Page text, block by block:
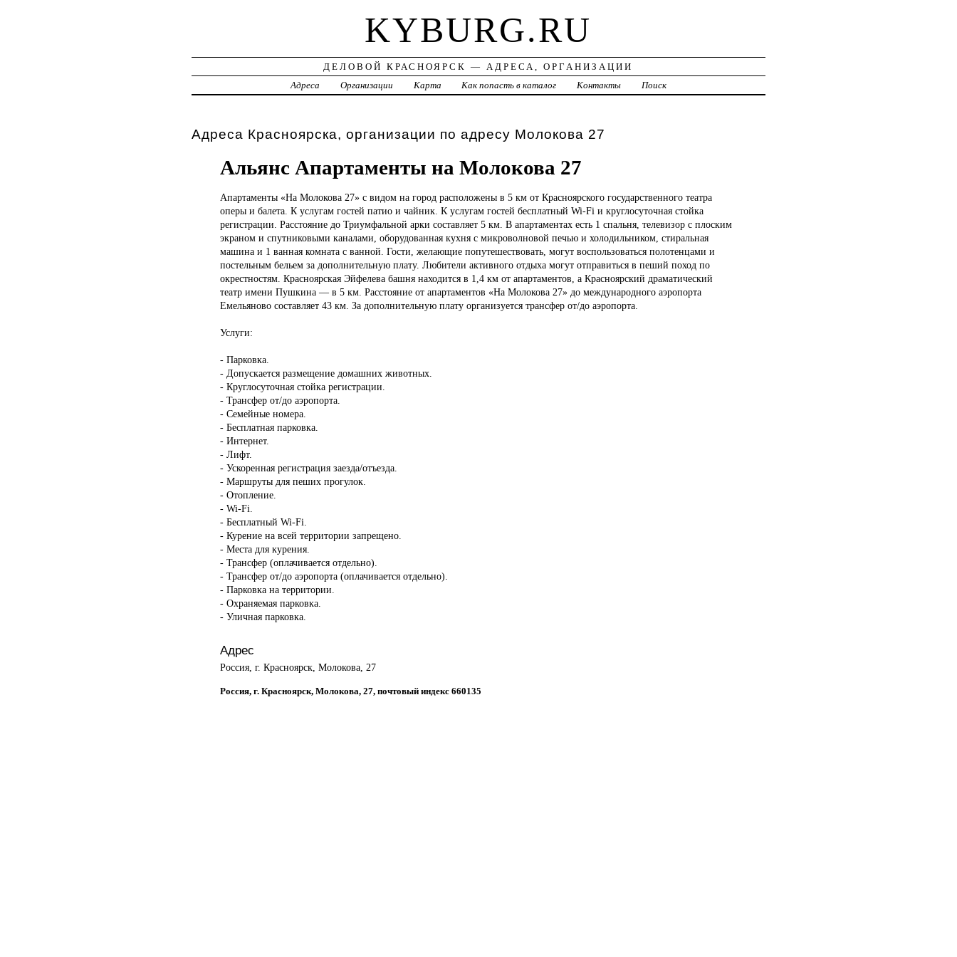
KYBURG.RU
ДЕЛОВОЙ КРАСНОЯРСК — АДРЕСА, ОРГАНИЗАЦИИ
Адреса
Организации Карта Как попасть в каталог Контакты Поиск
Адреса Красноярска, организации по адресу Молокова 27
Альянс Апартаменты на Молокова 27
Апартаменты «На Молокова 27» с видом на город расположены в 5 км от Красноярского государственного театра
оперы и балета. К услугам гостей патио и чайник. К услугам гостей бесплатный Wi-Fi и круглосуточная стойка
регистрации. Расстояние до Триумфальной арки составляет 5 км. В апартаментах есть 1 спальня, телевизор с плоским
экраном и спутниковыми каналами, оборудованная кухня с микроволновой печью и холодильником, стиральная
машина и 1 ванная комната с ванной. Гости, желающие попутешествовать, могут воспользоваться полотенцами и
постельным бельем за дополнительную плату. Любители активного отдыха могут отправиться в пеший поход по
окрестностям. Красноярская Эйфелева башня находится в 1,4 км от апартаментов, а Красноярский драматический
театр имени Пушкина — в 5 км. Расстояние от апартаментов «На Молокова 27» до международного аэропорта
Емельяново составляет 43 км. За дополнительную плату организуется трансфер от/до аэропорта.
Услуги:
- Парковка.
- Допускается размещение домашних животных.
- Круглосуточная стойка регистрации.
- Трансфер от/до аэропорта.
- Семейные номера.
- Бесплатная парковка.
- Интернет.
- Лифт.
- Ускоренная регистрация заезда/отъезда.
- Маршруты для пеших прогулок.
- Отопление.
- Wi-Fi.
- Бесплатный Wi-Fi.
- Курение на всей территории запрещено.
- Места для курения.
- Трансфер (оплачивается отдельно).
- Трансфер от/до аэропорта (оплачивается отдельно).
- Парковка на территории.
- Охраняемая парковка.
- Уличная парковка.
Адрес
Россия, г. Красноярск, Молокова, 27
Россия, г. Красноярск, Молокова, 27, почтовый индекс 660135